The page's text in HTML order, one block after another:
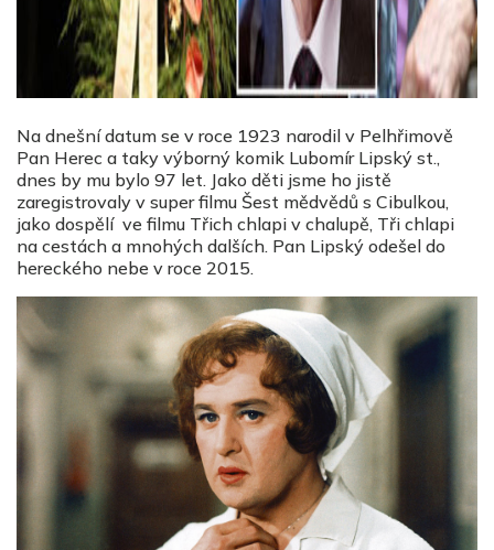
Na dnešní datum se v roce 1923 narodil v Pelhřimově
Pan Herec a taky výborný komik Lubomír Lipský st.,
dnes by mu bylo 97 let. Jako děti jsme ho jistě
zaregistrovaly v super filmu Šest mědvědů s Cibulkou,
jako dospělí ve filmu Třich chlapi v chalupě, Tři chlapi
na cestách a mnohých dalších. Pan Lipský odešel do
hereckého nebe v roce 2015.